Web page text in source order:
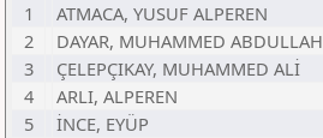
1
ATMACA, YUSUF ALPEREN
2
DAYAR, MUHAMMED ABDULLAH
3
ÇELEPÇIKAY, MUHAMMED ALİ
4
ARLI, ALPEREN
5
İNCE, EYÜP